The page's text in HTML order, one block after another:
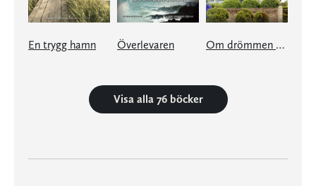
En trygg hamn Överlevaren Om drömmen blir verklighet
Visa alla 76 böcker